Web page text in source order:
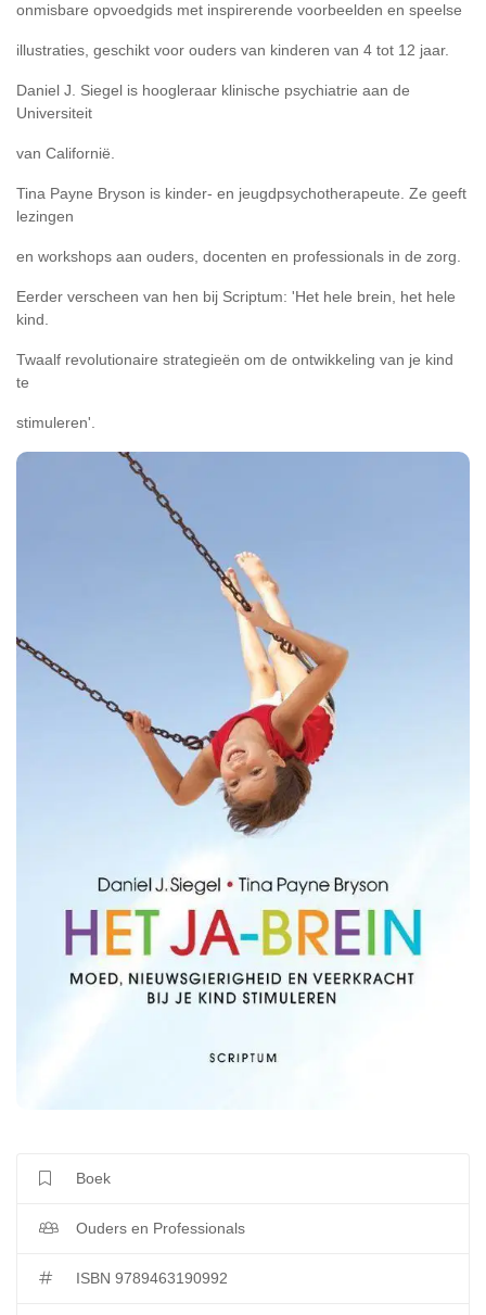
onmisbare opvoedgids met inspirerende voorbeelden en speelse
illustraties, geschikt voor ouders van kinderen van 4 tot 12 jaar.
Daniel J. Siegel is hoogleraar klinische psychiatrie aan de
Universiteit
van Californië.
Tina Payne Bryson is kinder- en jeugdpsychotherapeute. Ze geeft
lezingen
en workshops aan ouders, docenten en professionals in de zorg.
Eerder verscheen van hen bij Scriptum: 'Het hele brein, het hele
kind.
Twaalf revolutionaire strategieën om de ontwikkeling van je kind
te
stimuleren'.
Boek
Ouders en Professionals
ISBN 9789463190992